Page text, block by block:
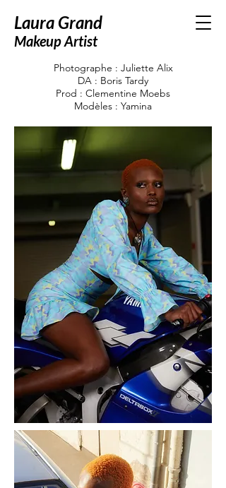
Laura Grand
Makeup Artist
Miyette
Photographe : Juliette Alix
DA : Boris Tardy
Prod : Clementine Moebs
Modèles : Yamina